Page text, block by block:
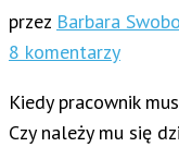
przez Barbara
8 komentarzy
Kiedy pracownik
Czy należy mu się